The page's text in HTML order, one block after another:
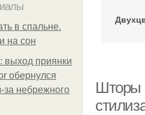
в спальне.
на сон
выход приянки
обернулся
за небрежного
Шторы